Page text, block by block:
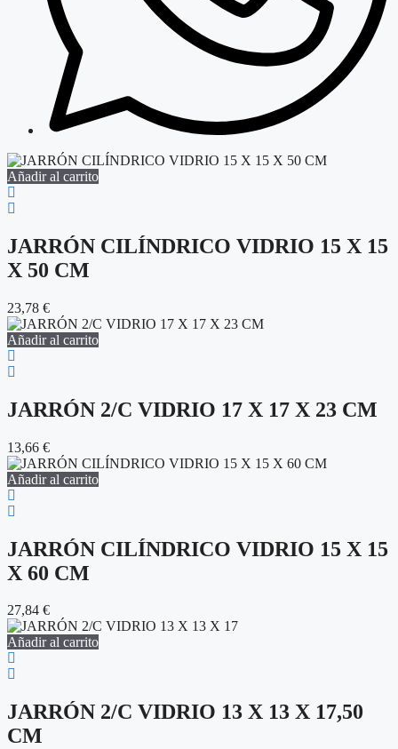
Añadir al carrito
JARRÓN CILÍNDRICO VIDRIO 15 X 15
X 50 CM
23,78 €
Añadir al carrito
JARRÓN 2/C VIDRIO 17 X 17 X 23 CM
13,66 €
Añadir al carrito
JARRÓN CILÍNDRICO VIDRIO 15 X 15
X 60 CM
27,84 €
Añadir al carrito
JARRÓN 2/C VIDRIO 13 X 13 X 17,50
CM